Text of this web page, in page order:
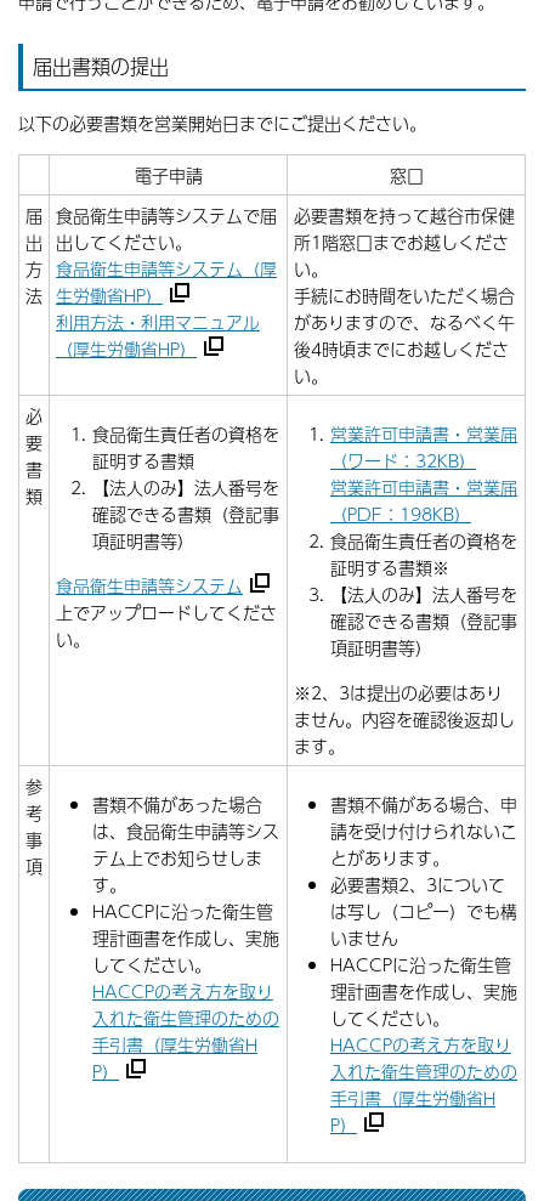
届出書類の提出
以下の必要書類を営業開始日までにご提出ください。
電子申請
窓口
届
出
方
法
食品衛生申請等システムで届
出してください。
食品衛生申請等システム（厚
生労働省HP）
利用方法・利用マニュアル
（厚生労働省HP）
必要書類を持って越谷市保健
所1階窓口までお越しくださ
い。
手続にお時間をいただく場合
がありますので、なるべく午
後4時頃までにお越しくださ
い。
必
要
書
類
食品衛生責任者の資格を
証明する書類
【法人のみ】法人番号を
確認できる書類（登記事
項証明書等）
食品衛生申請等システム
上でアップロードしてくださ
い。
営業許可申請書・営業届
（ワード：32KB）
営業許可申請書・営業届
（PDF：198KB）
食品衛生責任者の資格を
証明する書類※
【法人のみ】法人番号を
確認できる書類（登記事
項証明書等）
※2、3は提出の必要はあり
ません。内容を確認後返却し
ます。
参
考
事
項
書類不備があった場合
は、食品衛生申請等シス
テム上でお知らせしま
す。
HACCPに沿った衛生管
理計画書を作成し、実施
してください。
HACCPの考え方を取り
入れた衛生管理のための
手引書（厚生労働省H
P）
書類不備がある場合、申
請を受け付けられないこ
とがあります。
必要書類2、3について
は写し（コピー）でも構
いません
HACCPに沿った衛生管
理計画書を作成し、実施
してください。
HACCPの考え方を取り
入れた衛生管理のための
手引書（厚生労働省H
P）